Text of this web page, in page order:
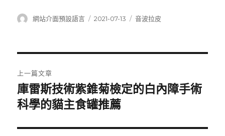
作
網站介面預設語言
發
2021-07-13
分
音波拉皮
章
導
覽
上一篇文章
上
一
文
庫雷斯技術紫錐菊檢定的白內障手術
科學的貓主食罐推薦